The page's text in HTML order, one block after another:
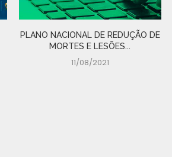
PLANO NACIONAL DE REDUÇÃO DE
MORTES E LESÕES...
11/08/2021